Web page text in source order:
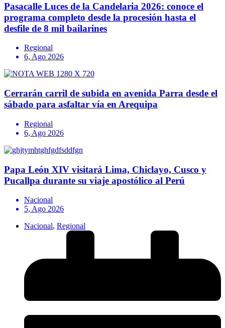
Pasacalle Luces de la Candelaria 2026: conoce el
programa completo desde la procesión hasta el
desfile de 8 mil bailarines
Regional
6, Ago 2026
Cerrarán carril de subida en avenida Parra desde el
sábado para asfaltar vía en Arequipa
Regional
6, Ago 2026
Papa León XIV visitará Lima, Chiclayo, Cusco y
Pucallpa durante su viaje apostólico al Perú
Nacional
5, Ago 2026
Nacional, Regional